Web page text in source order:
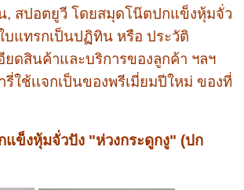
, สปอตยูวี โดยสมุดโน๊ตปกแข็งหุ้มจั่ว
บแทรกเป็นปฏิทิน หรือ ประวัติ
ยดสินค้าและบริการของลูกค้า ฯลฯ
ใช้เเจกเป็นของพรีเมี่ยมปีใหม่ ของที่
ข็งหุ้มจั่วปัง "ห่วงกระดูกงู" (ปก